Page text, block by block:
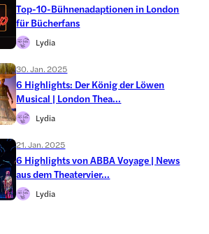
Top-10-Bühnenadaptionen in London
für Bücherfans
Lydia
30. Jan. 2025
6 Highlights: Der König der Löwen
Musical | London Thea...
Lydia
21. Jan. 2025
6 Highlights von ABBA Voyage | News
aus dem Theatervier...
Lydia